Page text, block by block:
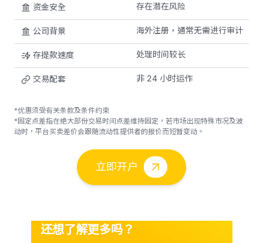
资金安全 存在潜在风险
公司背景 海外注册，通常无需进行审计
存提款速度 处理时间较长
交易配套 非 24 小时运作
*优惠须受有关条款及条件约束
*固定点差指在绝大部份交易时间点差维持固定，若市场出现特殊市况及波
动时，平台买卖差价会跟随流动性提供者的报价而短暂变动。
立即开户
还想了解更多吗？